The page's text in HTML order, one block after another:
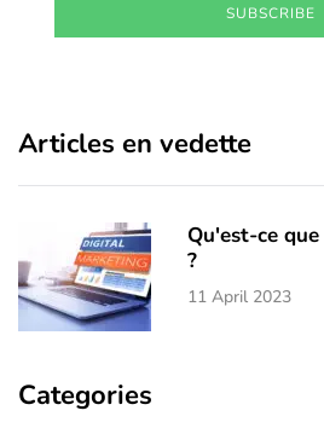
SUBSCRIBE
Articles en vedette
Qu'est-ce
?
11 April 2023
Categories